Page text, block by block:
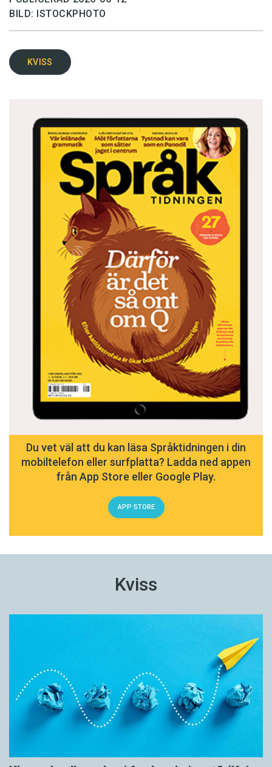
BILD: ISTOCKPHOTO
KVISS
Du vet väl att du kan läsa Språktidningen i din
mobiltelefon eller surfplatta? Ladda ned appen
från App Store eller Google Play.
APP STORE
Kviss